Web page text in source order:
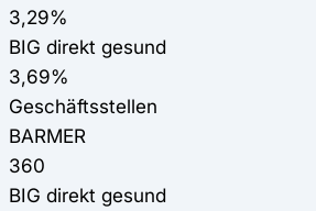
3,29%
BIG direkt gesund
3,69%
Geschäftsstellen
BARMER
360
BIG direkt gesund